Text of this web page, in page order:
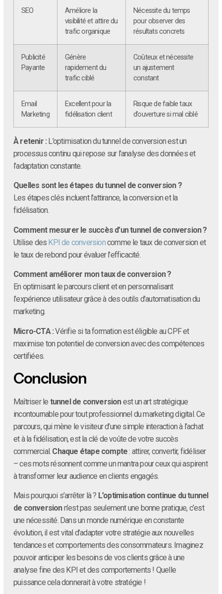
SEO
Améliore la
visibilité et attire du
trafic organique
Nécessite du temps
pour observer des
résultats concrets
Publicité
Payante
Génère
rapidement du
trafic ciblé
Coûteux et nécessite
un ajustement
constant
Email
Marketing
Excellent pour la
fidélisation client
Risque de faible taux
d’ouverture si mal ciblé
À retenir : L’optimisation du tunnel de conversion est un
processus continu qui repose sur l’analyse des données et
l’adaptation constante.
Quelles sont les étapes du tunnel de conversion ?
Les étapes clés incluent l’attirance, la conversion et la
fidélisation.
Comment mesurer le succès d’un tunnel de conversion ?
Utilise des KPI de conversioncomme le taux de conversion et
le taux de rebond pour évaluer l’efficacité.
Comment améliorer mon taux de conversion ?
En optimisant le parcours client et en personnalisant
l’expérience utilisateur grâce à des outils d’automatisation du
marketing.
Micro-CTA :Vérifie si ta formation est éligible au CPF et
maximise ton potentiel de conversion avec des compétences
certifiées.
Conclusion
Maîtriser le tunnel de conversionest un art stratégique
incontournable pour tout professionnel du marketing digital. Ce
parcours, qui mène le visiteur d’une simple interaction à l’achat
et à la fidélisation, est la clé de voûte de votre succès
commercial. Chaque étape compte: attirer, convertir, fidéliser
– ces mots résonnent comme un mantra pour ceux qui aspirent
à transformer leur audience en clients engagés.
Mais pourquoi s’arrêter là ? L’optimisation continue du tunnel
de conversionn’est pas seulement une bonne pratique, c’est
une nécessité. Dans un monde numérique en constante
évolution, il est vital d’adapter votre stratégie aux nouvelles
tendances et comportements des consommateurs. Imaginez
pouvoir anticiper les besoins de vos clients grâce à une
analyse fine des KPI et des comportements ! Quelle
puissance cela donnerait à votre stratégie !